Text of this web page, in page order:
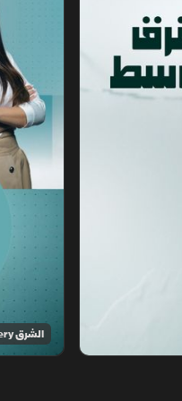
الشرق Discovery